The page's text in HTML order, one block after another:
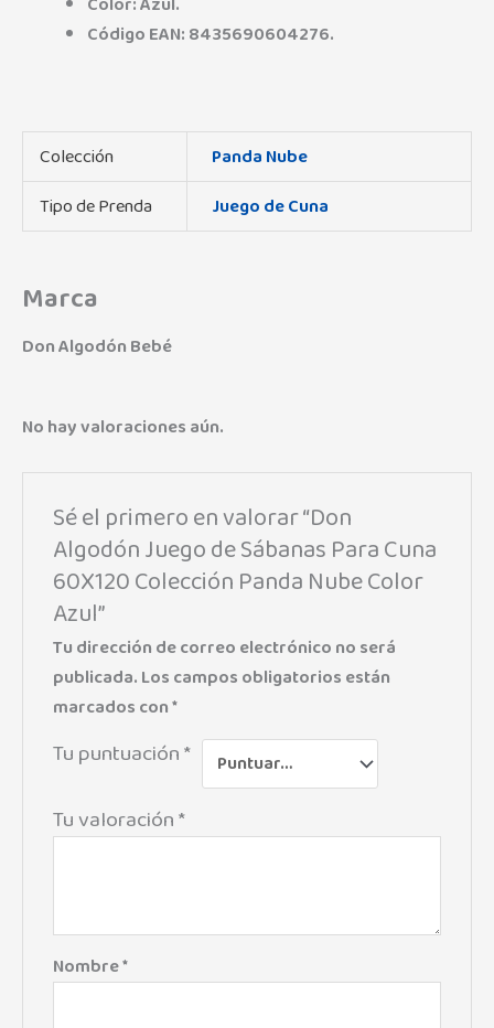
Código EAN: 8435690604276.
Colección
Panda Nube
Tipo de Prenda
Juego de Cuna
Marca
Don Algodón Bebé
No hay valoraciones aún.
Sé el primero en valorar “Don
Algodón Juego de Sábanas Para Cuna
60X120 Colección Panda Nube Color
Azul”
Tu dirección de correo electrónico no será
publicada.Los campos obligatorios están
marcados con*
Tu puntuación*
Tu valoración*
Nombre*